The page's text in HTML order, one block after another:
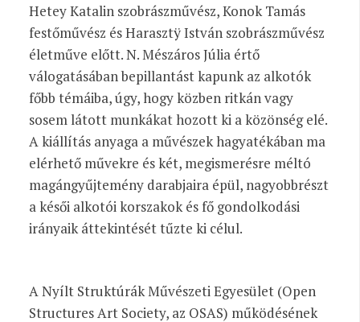
Hetey Katalin szobrászművész, Konok Tamás
festőművész és Harasztÿ István szobrászművész
életműve előtt. N. Mészáros Júlia értő
válogatásában bepillantást kapunk az alkotók
főbb témáiba, úgy, hogy közben ritkán vagy
sosem látott munkákat hozott ki a közönség elé.
A kiállítás anyaga a művészek hagyatékában ma
elérhető művekre és két, megismerésre méltó
magángyűjtemény darabjaira épül, nagyobbrészt
a késői alkotói korszakok és fő gondolkodási
irányaik áttekintését tűzte ki célul.
A Nyílt Struktúrák Művészeti Egyesület (Open
Structures Art Society, az OSAS) működésének